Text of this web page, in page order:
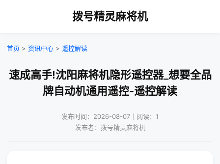
拨号精灵麻将机
首页 > 资讯中心 > 遥控解读
速成高手!沈阳麻将机隐形遥控器_想要全品
牌自动机通用遥控-遥控解读
发布时间：2026-08-07｜阅读：1
发布者：拨号精灵麻将机